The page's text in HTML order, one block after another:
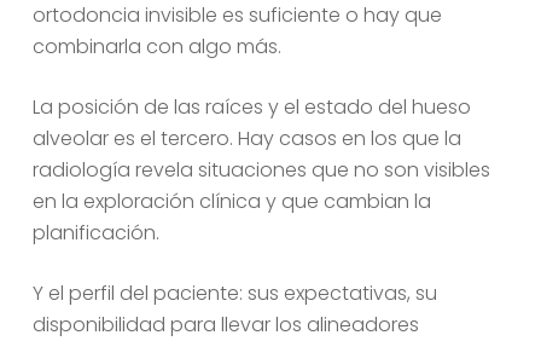
ortodoncia invisible es suficiente o hay que
combinarla con algo más.
La posición de las raíces y el estado del hueso
alveolar es el tercero. Hay casos en los que la
radiología revela situaciones que no son visibles
en la exploración clínica y que cambian la
planificación.
Y el perfil del paciente: sus expectativas, su
disponibilidad para llevar los alineadores